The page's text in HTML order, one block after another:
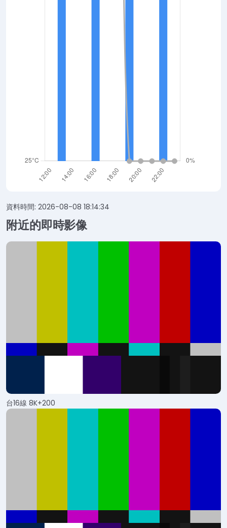
資料時間: 2026-08-08 18:14:34
附近的即時影像
台16線 8K+200